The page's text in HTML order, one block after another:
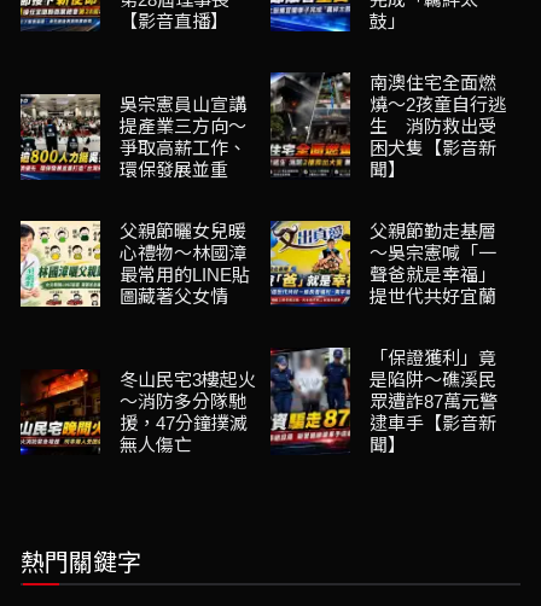
【影音直播】
鼓」
吳宗憲員山宣講
提產業三方向～
爭取高薪工作、
環保發展並重
南澳住宅全面燃
燒～2孩童自行逃
生 消防救出受
困犬隻【影音新
聞】
父親節曬女兒暖
心禮物～林國漳
最常用的LINE貼
圖藏著父女情
父親節勤走基層
～吳宗憲喊「一
聲爸就是幸福」
提世代共好宜蘭
冬山民宅3樓起火
～消防多分隊馳
援，47分鐘撲滅
無人傷亡
「保證獲利」竟
是陷阱～礁溪民
眾遭詐87萬元警
逮車手【影音新
聞】
熱門關鍵字